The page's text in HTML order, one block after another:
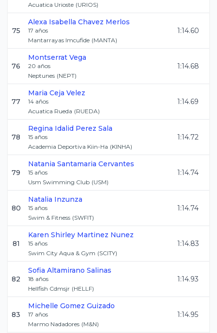
Acuatica Urioste (URIOS)
75
Alexa Isabella Chavez Merlos
17 años
Mantarrayas Imcufide (MANTA)
1:14.60
76
Montserrat Vega
20 años
Neptunes (NEPT)
1:14.68
77
Maria Ceja Velez
14 años
Acuatica Rueda (RUEDA)
1:14.69
78
Regina Idalid Perez Sala
15 años
Academia Deportiva Kiin-Ha (KINHA)
1:14.72
79
Natania Santamaria Cervantes
15 años
Usm Swimming Club (USM)
1:14.74
80
Natalia Inzunza
15 años
Swim & Fitness (SWFIT)
1:14.74
81
Karen Shirley Martinez Nunez
15 años
Swim City Aqua & Gym (SCITY)
1:14.83
82
Sofia Altamirano Salinas
18 años
Hellfish Cdmsjr (HELLF)
1:14.93
83
Michelle Gomez Guizado
17 años
Marmo Nadadores (M&N)
1:14.95